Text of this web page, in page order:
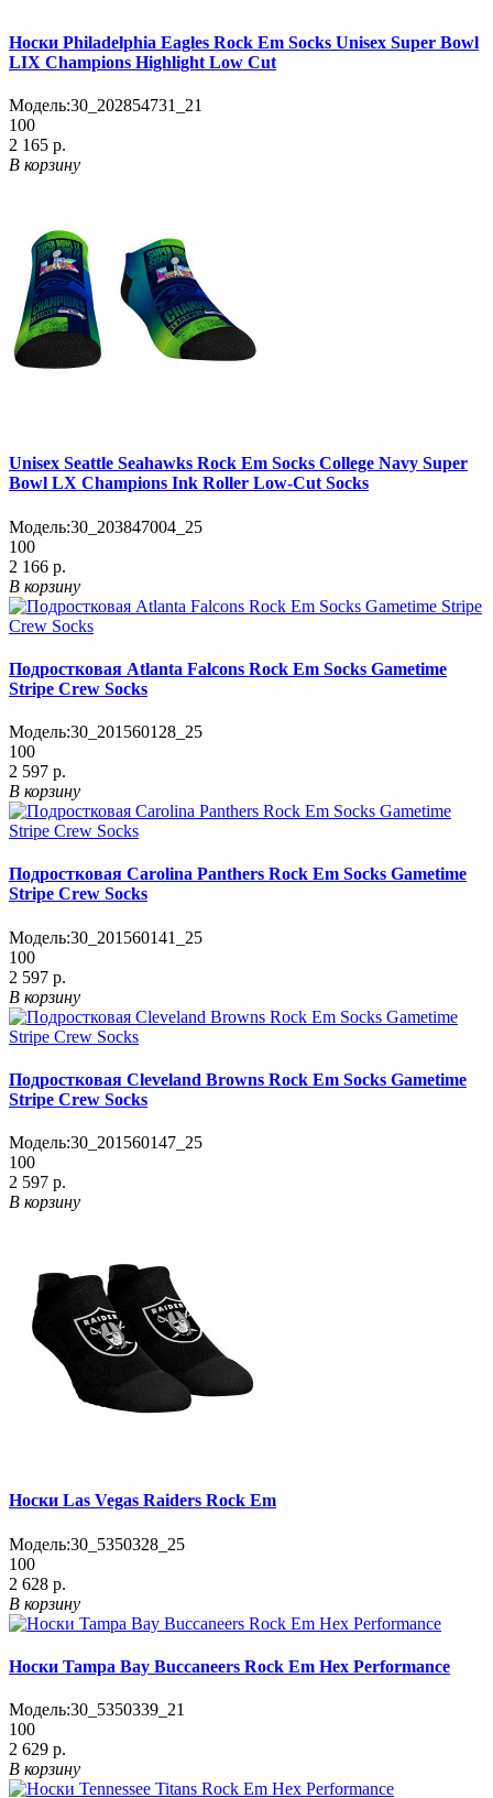
Носки Philadelphia Eagles Rock Em Socks Unisex Super Bowl
LIX Champions Highlight Low Cut
Модель:30_202854731_21
100
2 165 р.
В корзину
Unisex Seattle Seahawks Rock Em Socks College Navy Super
Bowl LX Champions Ink Roller Low-Cut Socks
Модель:30_203847004_25
100
2 166 р.
В корзину
Подростковая Atlanta Falcons Rock Em Socks Gametime
Stripe Crew Socks
Модель:30_201560128_25
100
2 597 р.
В корзину
Подростковая Carolina Panthers Rock Em Socks Gametime
Stripe Crew Socks
Модель:30_201560141_25
100
2 597 р.
В корзину
Подростковая Cleveland Browns Rock Em Socks Gametime
Stripe Crew Socks
Модель:30_201560147_25
100
2 597 р.
В корзину
Носки Las Vegas Raiders Rock Em
Модель:30_5350328_25
100
2 628 р.
В корзину
Носки Tampa Bay Buccaneers Rock Em Hex Performance
Модель:30_5350339_21
100
2 629 р.
В корзину